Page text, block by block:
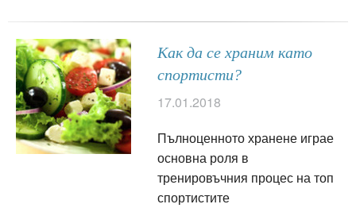
Как да се храним като
спортисти?
17.01.2018
Пълноценното хранене играе
основна роля в
тренировъчния процес на топ
спортистите